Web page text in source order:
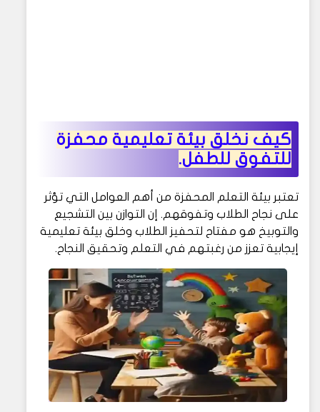
كيف نخلق بيئة تعليمية محفزة
للتفوق للطفل.
تعتبر بيئة التعلم المحفزة من أهم العوامل التي تؤثر
على نجاح الطلاب وتفوقهم. إن التوازن بين التشجيع
والتوبيخ هو مفتاح لتحفيز الطلاب وخلق بيئة تعليمية
إيجابية تعزز من رغبتهم في التعلم وتحقيق النجاح.